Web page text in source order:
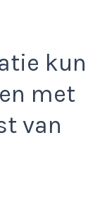
kun
met
van